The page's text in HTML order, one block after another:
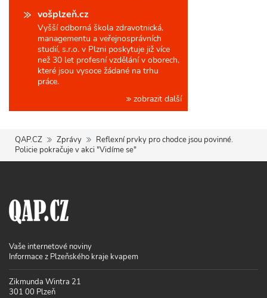
vošplzeň.cz
Vyšší odborná škola zdravotnická,
managementu a veřejnosprávních
studií, s.r.o. v Plzni poskytuje již více
než 30 let profesní vzdělání v oborech,
které jsou vysoce žádané na trhu
práce.
zobrazit další
QAP.CZ Zprávy
Reflexní prvky pro chodce jsou povinné.
Policie pokračuje v akci "Vidíme se"
Vaše internetové noviny
Informace z Plzeňského kraje kvapem
Zikmunda Wintra 21
301 00 Plzeň